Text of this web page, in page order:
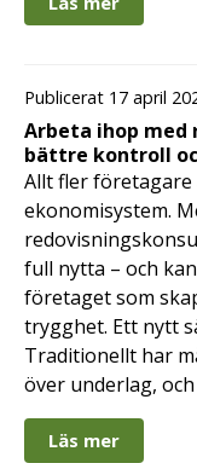
Publicerat 17 april
Arbeta ihop med
bättre kontroll
Allt fler
ekonomisystem.
full nytta – och
företaget som
trygghet. Ett nytt
Traditionellt har
över underlag,
Läs mer